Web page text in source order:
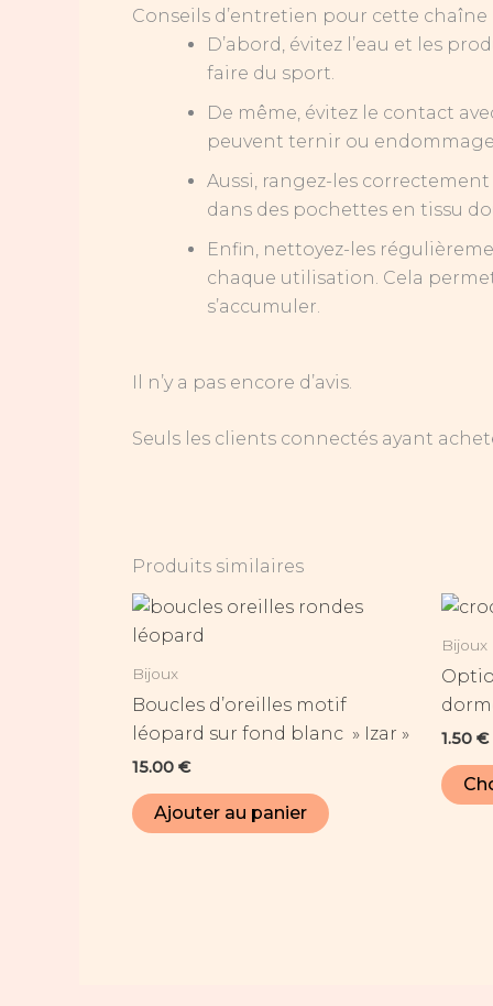
Conseils d’entretien pour cette
D’abord, évitez l’eau et les
faire du sport.
De même, évitez le contact
peuvent ternir ou
Aussi, rangez-les
dans des pochettes en tissu
Enfin, nettoyez-les
chaque utilisation. Cela
s’accumuler.
Il n’y a pas encore d’avis.
Seuls les clients connectés ayant
Produits similaires
Bijoux
Boucles d’oreilles motif
léopard sur fond blanc » Izar »
15.00 €
Ajouter au panier
Bijoux
1.50 €